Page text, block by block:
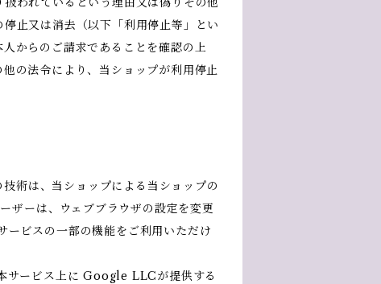
止又は消去（以下「利用停止等」とい
からのご請求であることを確認の上
の法令により、当ショップが利用停止
術は、当ショップによる当ショップの
ザーは、ウェブブラウザの設定を変更
ビスの一部の機能をご利用いただけ
サービス上に Google LLCが提供する